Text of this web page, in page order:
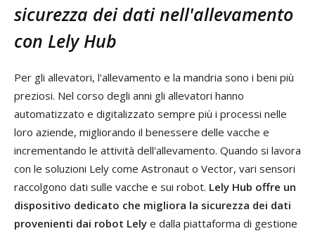
sicurezza dei dati nell'allevamento
con Lely Hub
Per gli allevatori, l'allevamento e la mandria sono i beni più
preziosi. Nel corso degli anni gli allevatori hanno
automatizzato e digitalizzato sempre più i processi nelle
loro aziende, migliorando il benessere delle vacche e
incrementando le attività dell'allevamento. Quando si lavora
con le soluzioni Lely come Astronaut o Vector, vari sensori
raccolgono dati sulle vacche e sui robot. Lely Hub offre un
dispositivo dedicato che migliora la sicurezza dei dati
provenienti dai robot Lely e dalla piattaforma di gestione